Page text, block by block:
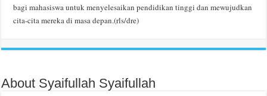
bagi mahasiswa untuk menyelesaikan pendidikan tinggi dan mewujudkan
cita-cita mereka di masa depan.(rls/dre)
About Syaifullah Syaifullah